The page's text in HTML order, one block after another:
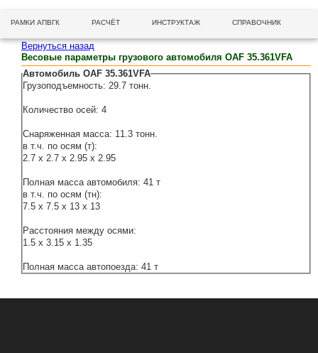
РАМКИ АПВГК РАСЧЁТ ИНСТРУКТАЖ СПРАВОЧНИК
Вернуться назад
Весовые параметры грузового автомобиля OAF 35.361VFA
Автомобиль OAF 35.361VFA
Грузоподъемность: 29.7 тонн.
Количество осей: 4
Снаряженная масса: 11.3 тонн.
в т.ч. по осям (т):
2.7 x 2.7 x 2.95 x 2.95
Полная масса автомобиля: 41 т
в т.ч. по осям (тн):
7.5 x 7.5 x 13 x 13
Расстояния между осями:
1.5 x 3.15 x 1.35
Полная масса автопоезда: 41 т